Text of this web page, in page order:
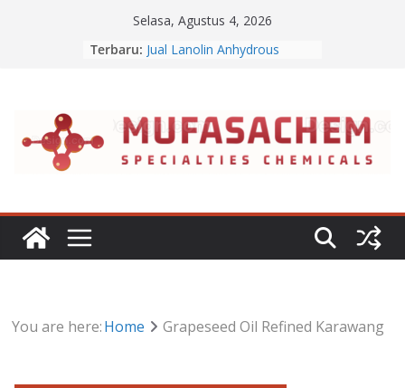
Selasa, Agustus 4, 2026
Terbaru: Jual Lanolin Anhydrous
Jual Dibasic Ester
You are here:Home Grapeseed Oil Refined Karawang